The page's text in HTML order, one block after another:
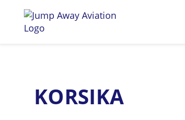
KORSIKA